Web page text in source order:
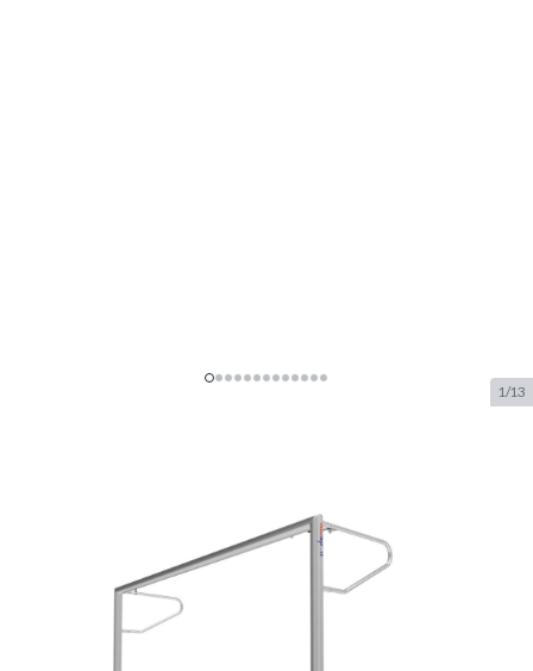
1/13
Opklapbaar 300 (3,00 x 2,00 x
ALUS.TPI380V Alusport